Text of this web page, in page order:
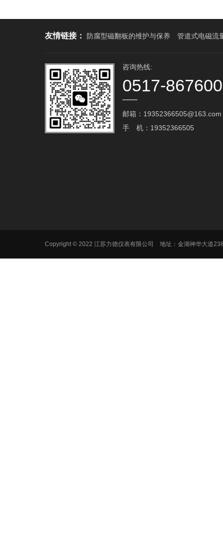
友情链接： 防腐型磁翻板的维护与保养 管道式电磁流
咨询热线:
0517-
邮箱：19352366505@163.com‬
手 机：19352366505
Copyright © 2022 江苏力德仪表有限公司 地址：金湖神华大道